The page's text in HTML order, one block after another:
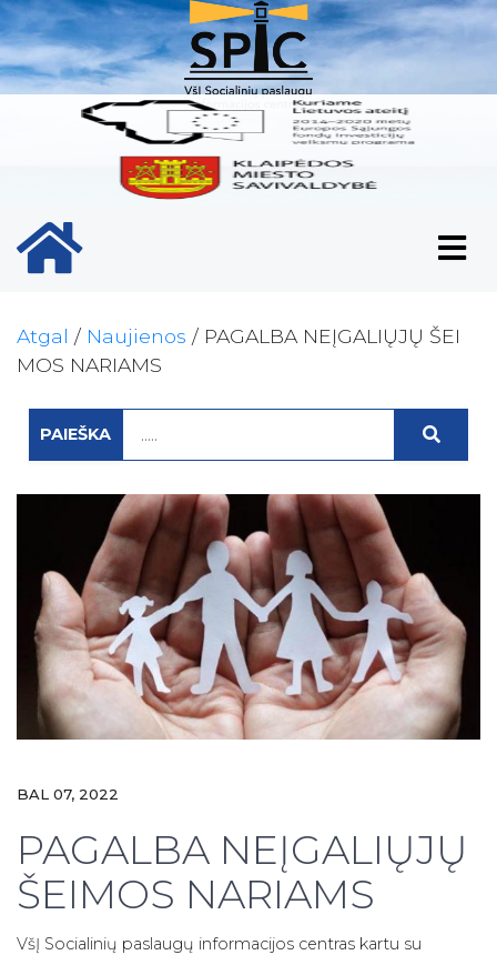
Atgal / Naujienos / PAGALBA NEĮGALIŲJŲ ŠEI
MOS NARIAMS
PAIEŠKA
BAL 07, 2022
PAGALBA NEĮGALIŲJŲ
ŠEIMOS NARIAMS
VšĮ Socialinių paslaugų informacijos centras kartu su